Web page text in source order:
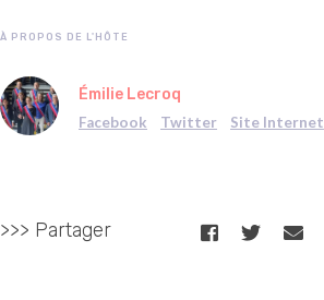
À PROPOS DE L'HÔTE
Émilie Lecroq
Facebook Twitter Site Internet
>>> Partager